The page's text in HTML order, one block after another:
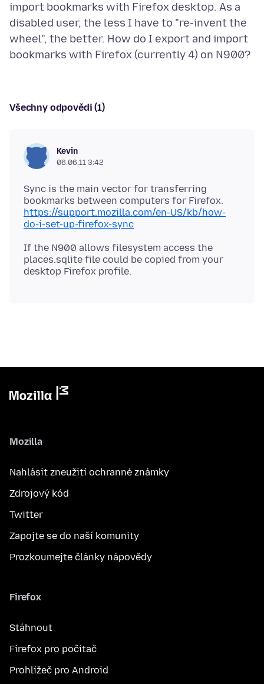
import bookmarks with Firefox desktop. As a
disabled user, the less I have to "re-invent the
wheel", the better. How do I export and import
Všechny odpovědi (1)
Kevin
06.06.11 3:42
Sync is the main vector for transferring
https://support.mozilla.com/en-US/kb/how-
do-i-set-up-firefox-sync
If the N900 allows filesystem access the
places.sqlite file could be copied from your
Mozilla
Nahlásit zneužití ochranné známky
Zdrojový kód
Twitter
Zapojte se do naší komunity
Prozkoumejte články nápovědy
Firefox
Stáhnout
Firefox pro počítač
Prohlížeč pro Android